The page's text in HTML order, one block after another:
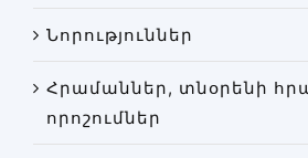
Գրադարան
Նորություններ
Հրամաններ, տնօրենի
որոշումներ